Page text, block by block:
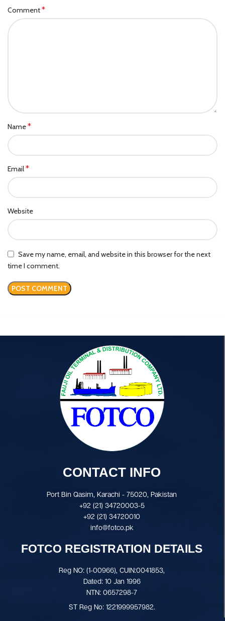
Comment*
Name*
Email*
Website
Save my name, email, and website in this browser for the next
time I comment.
CONTACT INFO
Port Bin Qasim, Karachi - 75020, Pakistan
+92 (21) 34720003-5
+92 (21) 34720010
info@fotco.pk
FOTCO REGISTRATION DETAILS
Reg NO: (1-00966), CUIN:0041853,
Dated: 10 Jan 1996
NTN: 0657298-7
ST Reg No: 1221999957982.